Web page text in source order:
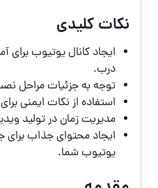
نکات کلیدی
ایجاد کانال یوتیوب
درب.
توجه به جزئیات مراحل
استفاده از نکات ایمنی
مدیریت زمان در تولید
ایجاد محتوای جذاب برای
یوتیوب شما.